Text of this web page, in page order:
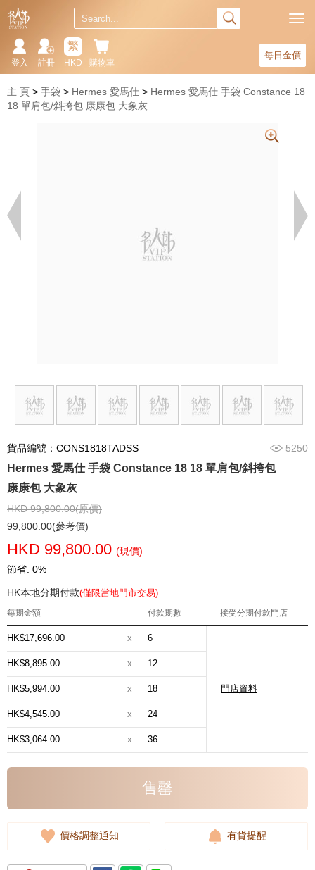
每日金價
購物車
繁
HKD
註冊
登入
主 頁 手袋 Hermes 愛馬仕
Hermes 愛馬仕 手袋 Constance 18
18 單肩包/斜挎包 康康包 大象灰
貨品編號：CONS1818TADSS 5250
Hermes 愛馬仕 手袋 Constance 18 18 單肩包/斜挎包
康康包 大象灰
HKD 99,800.00(原價)
99,800.00(參考價)
HKD 99,800.00 (現價)
節省: 0%
HK本地分期付款(僅限當地門市交易)
每期金額 付款期數 接受分期付款門店
HK$17,696.00 x 6
門店資料
HK$8,895.00 x 12
HK$5,994.00 x 18
HK$4,545.00 x 24
HK$3,064.00 x 36
售罄
價格調整通知 有貨提醒